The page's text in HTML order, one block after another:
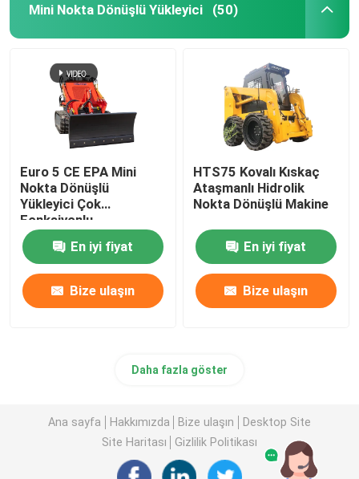
Mini Nokta Dönüşlü Yükleyici (50)
Euro 5 CE EPA Mini
Nokta Dönüşlü
Yükleyici Çok
Fonksiyonlu
Mühendislik Araçları
En iyi fiyat
Bize ulaşın
HTS75 Kovalı Kıskaç
Ataşmanlı Hidrolik
Nokta Dönüşlü Makine
En iyi fiyat
Bize ulaşın
Daha fazla göster
Ana sayfa Hakkımızda Bize ulaşın
Desktop Site
Site Haritası
Gizlilik Politikası